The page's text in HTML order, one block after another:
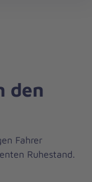
den
Fahrer
Ruhestand.